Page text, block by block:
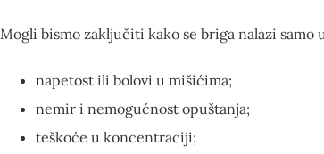
Mogli bismo zaključiti kako se briga nalazi
napetost ili bolovi u mišićima;
nemir i nemogućnost opuštanja;
teškoće u koncentraciji;